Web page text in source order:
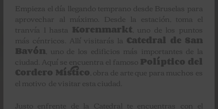
Empieza el día llegando temprano desde Bruselas para
aprovechar al máximo. Desde la estación, toma el
tranvía 1 hasta Korenmarkt, uno de los puntos
más céntricos. Allí visitarás la Catedral de San
Bavón , uno de los edificios más importantes de la
ciudad. Aquí se encuentra el famoso Políptico del
Cordero Místico , obra de arte que para muchos es
el motivo de visitar esta ciudad.
Justo enfrente de la Catedral te encuentras con el